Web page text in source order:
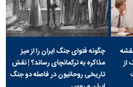
از
چگونه فتوای جنگ ایران را از میز
مذاکره به ترکمانچای رساند؟ | نقش
تاریخی روحانیون در فاصله دو جنگ